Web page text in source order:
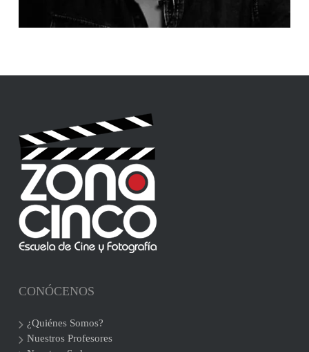
CONÓCENOS
¿Quiénes Somos?
Nuestros Profesores